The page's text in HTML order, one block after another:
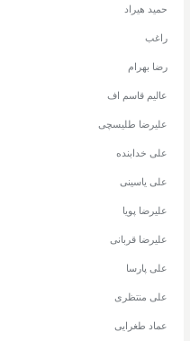
حمید هیراد
راغب
رضا بهرام
عالیم قاسم اف
علیرضا طلیسچی
علی خدابنده
علی یاسینی
علیرضا پویا
علیرضا قربانی
علی پارسا
علی منتظری
عماد طغرایی